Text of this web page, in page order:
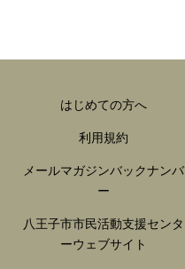
はじめての方へ
利用規約
メールマガジンバックナンバ
ー
八王子市市民活動支援センタ
ーウェブサイト